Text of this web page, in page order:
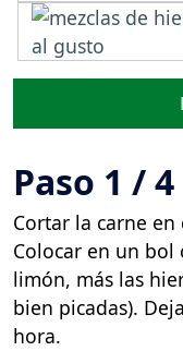
Paso 1 / 4
Cortar la carne
Colocar en un
limón, más las
bien picadas).
hora.